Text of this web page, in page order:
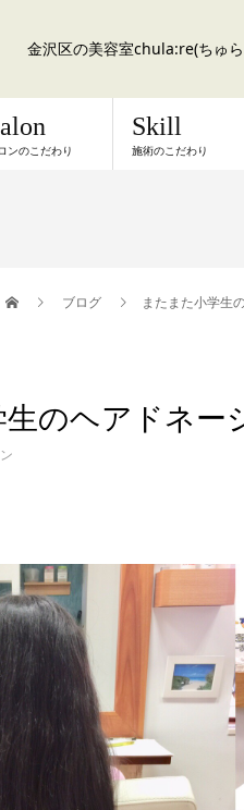
金沢区の美容室chula:re(ちゅ
ンのこだわり
Skill
施術のこだわり
ブログ またまた小学生
のヘアドネー